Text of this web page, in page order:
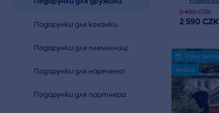
Подарунки для коханки
Подарунки для племінниці
Подарунки для нареченої
Подарунки для партнера
3 490 CZK
2 590 CZK
Volný
Новий